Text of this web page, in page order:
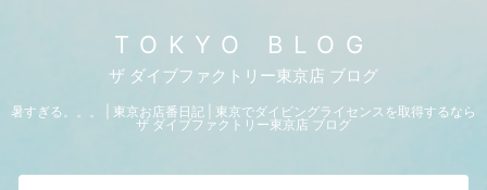
TOKYO BLOG
ザ ダイブファクトリー東京店 ブログ
暑すぎる。。。 | 東京お店番日記 | 東京でダイビングライセンスを取得するなら
ザ ダイブファクトリー東京店 ブログ